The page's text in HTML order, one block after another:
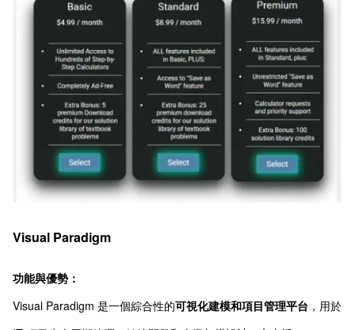
Visual Paradigm
功能與優勢：
Visual Paradigm 是一個綜合性的可視化建模和項目管理平台 ，用於